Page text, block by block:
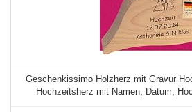
Geschenkissimo Holzherz mit Gravur
Hochzeitsherz mit Namen, Datum,